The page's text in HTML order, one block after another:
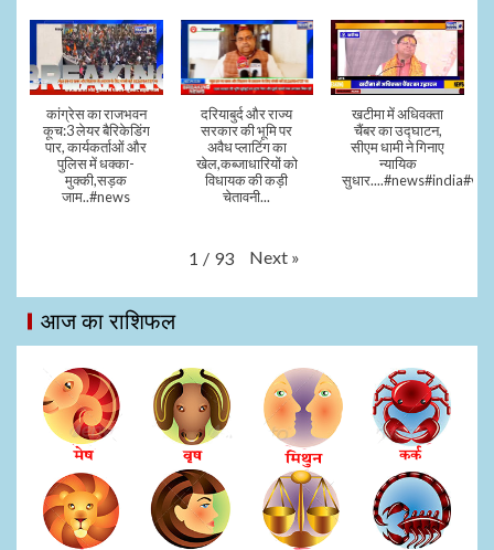
कांग्रेस का राजभवन
कूच:3 लेयर बैरिकेडिंग
पार, कार्यकर्ताओं और
पुलिस में धक्का-
मुक्की,सड़क
जाम..#news
दरियाबुर्द और राज्य
सरकार की भूमि पर
अवैध प्लाटिंग का
खेल,कब्जाधारियों को
विधायक की कड़ी
चेतावनी...
खटीमा में अधिवक्ता
चैंबर का उद्घाटन,
सीएम धामी ने गिनाए
न्यायिक
1 / 93 Next »
आज का राशिफल